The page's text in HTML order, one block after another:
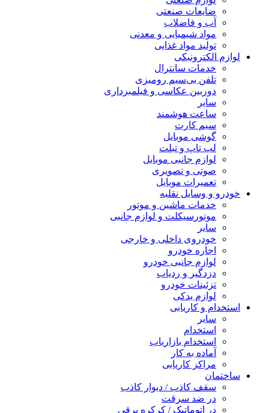
ضایعات صنعتی
آب و فاضلاب
مواد شیمیایی و معدنی
تولید مواد غذایی
لوازم الکترونیکی
خدمات سانترال
تلفن بی‌سیم رومیزی
دوربین عکاسی و فیلمبرداری
سایر
ساعت هوشمند
سیم کارت
گوشی موبایل
لپ تاپ و تبلت
لوازم جانبی موبایل
صوتی و تصویری
تعمیرات موبایل
خودرو و وسایل نقلیه
خدمات ماشین و موتور
موتورسیکلت و لوازم جانبی
سایر
خودروی داخلی و خارجی
اجاره خودرو
لوازم جانبی خودرو
دزدگیر و ردیاب
تزئینات خودرو
لوازم یدکی
استخدام و کاریابی
سایر
استخدام
استخدام بازاریاب
آماده به کار
مراکز کاریابی
ساختمان
سقف کاذب / دیوار کاذب
در ضد سرقت
در اتوماتیک / کرکره برقی